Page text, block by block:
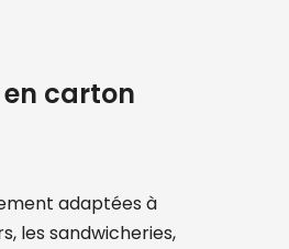
carton
adaptées à
les sandwicheries,